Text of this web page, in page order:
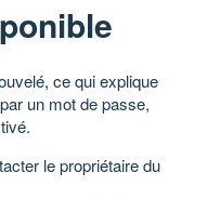
ce qui explique
un mot de passe,
le propriétaire du